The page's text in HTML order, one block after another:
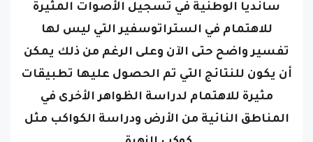
سانديا الوطنية في تسجيل الأصوات المثيرة
للاهتمام في الستراتوسفير التي ليس لها
تفسير واضح حتى الآن وعلى الرغم من ذلك يمكن
أن يكون للنتائج التي تم الحصول عليها تطبيقات
مثيرة للاهتمام لدراسة الظواهر الأخرى في
المناطق النائية من الأرض ودراسة الكواكب مثل